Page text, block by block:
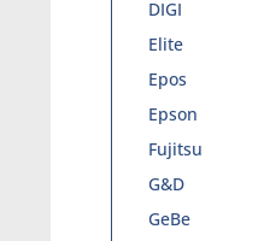
DIGI
Elite
Epos
Epson
Fujitsu
G&D
GeBe